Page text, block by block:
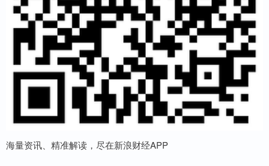
海量资讯、精准解读，尽在新浪财经APP